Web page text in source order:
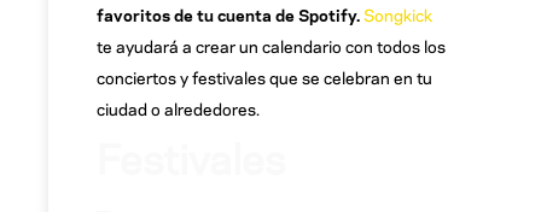
favoritos de tu cuenta de Spotify.Songkick
te ayudará a crear un calendario con todos los
conciertos y festivales que se celebran en tu
ciudad o alrededores.